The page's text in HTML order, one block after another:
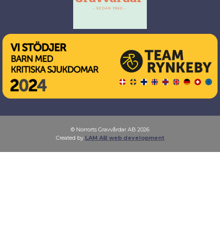
© Norrorts Gravvårdar AB 2026
Created by LAM AB web development